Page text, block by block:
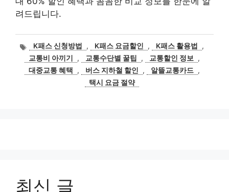
려드립니다.
태
그
K패스 신청방법 , K패스 요금할인 , K패스 활용법
,
교통비 아끼기
, 교통수단별 꿀팁 , 교통할인 정보
,
대중교통 혜택
, 버스 지하철 할인 , 알뜰교통카드 ,
택시 요금 절약
최신 글